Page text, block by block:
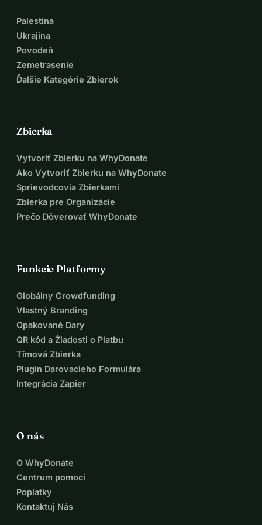
Palestína
Ukrajina
Povodeň
Zemetrasenie
Ďalšie Kategórie Zbierok
Zbierka
Vytvoriť Zbierku na WhyDonate
Ako Vytvoriť Zbierku na WhyDonate
Sprievodcovia Zbierkami
Zbierka pre Organizácie
Prečo Dôverovať WhyDonate
Funkcie Platformy
Globálny Crowdfunding
Vlastný Branding
Opakované Dary
QR kód a Žiadosti o Platbu
Tímová Zbierka
Plugin Darovacieho Formulára
Integrácia Zapier
O nás
O WhyDonate
Centrum pomoci
Poplatky
Kontaktuj Nás